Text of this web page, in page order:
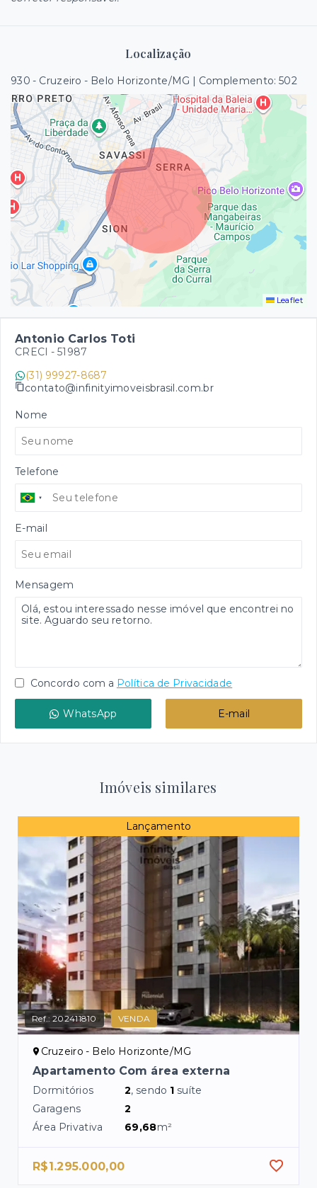
Localização
930 - Cruzeiro - Belo Horizonte/MG | Complemento: 502
Leaflet
Antonio Carlos Toti
CRECI - 51987
(31) 99927-8687
contato@infinityimoveisbrasil.com.br
Nome
Telefone
E-mail
Mensagem
Concordo com a Política de Privacidade
WhatsApp E-mail
Imóveis similares
Lançamento
Ref.:202411810 VENDA
Cruzeiro - Belo Horizonte/MG
Apartamento Com área externa
Dormitórios 2, sendo 1 suíte
Garagens
2
Área Privativa
69,68m²
R$1.295.000,00